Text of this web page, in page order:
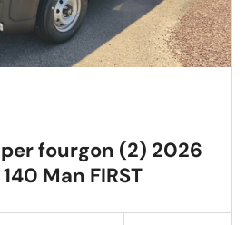
fourgon (2) 2026
Man FIRST